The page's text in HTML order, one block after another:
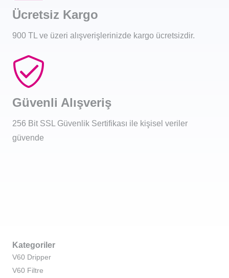
Ücretsiz Kargo
900 TL ve üzeri alışverişlerinizde kargo ücretsizdir.
Güvenli Alışveriş
256 Bit SSL Güvenlik Sertifikası ile kişisel veriler
güvende
Kategoriler
V60 Dripper
V60 Filtre